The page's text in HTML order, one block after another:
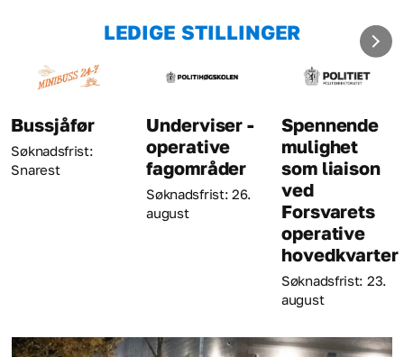
LEDIGE STILLINGER
Underviser -
operative
fagområder
Spennende
mulighet
som liaison
ved
Forsvarets
Søknadsfrist: 23.
august